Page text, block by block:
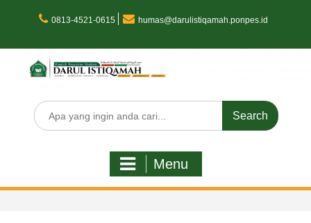
0813-4521-0615 humas@darulistiqamah.ponpes.id
Search
for:
Menu